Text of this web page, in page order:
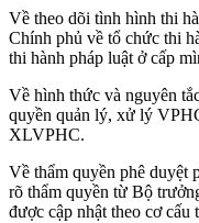
Về theo dõi tình hình thi
Chính phủ về tổ chức thi
thi hành pháp luật ở cấp
Về hình thức và nguyên
quyền quản lý, xử lý
XLVPHC.
Về thẩm quyền phê duyệt
rõ thẩm quyền từ Bộ
được cập nhật theo cơ